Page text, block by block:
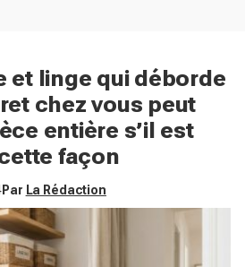
et linge qui déborde
chez vous peut
entière s’il est
façon
Par La Rédaction